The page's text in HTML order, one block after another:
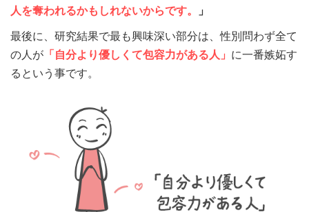
人を奪われるかもしれないからです。
」
最後に、研究結果で最も興味深い部分は、性別問わず全て
の人が 「自分より優しくて包容力がある人」 に一番嫉妬す
るという事です。